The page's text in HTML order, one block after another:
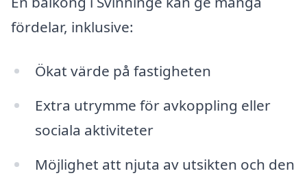
fördelar, inklusive:
Ökat värde på fastigheten
Extra utrymme för avkoppling eller
sociala aktiviteter
Möjlighet att njuta av utsikten och den